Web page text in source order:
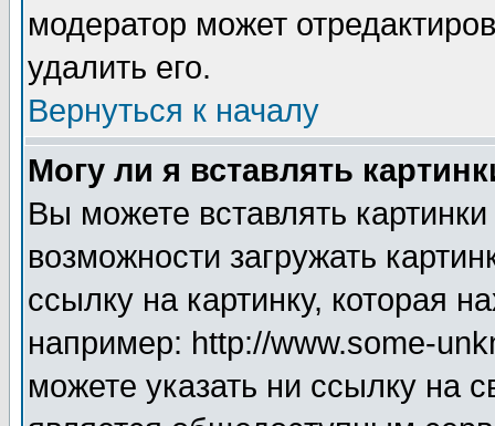
модератор может
удалить его.
Вернуться к началу
Могу ли я вставлять
Вы можете вставлять
возможности загружать
ссылку на картинку, которая
например: http://www.some-
можете указать ни ссылку на